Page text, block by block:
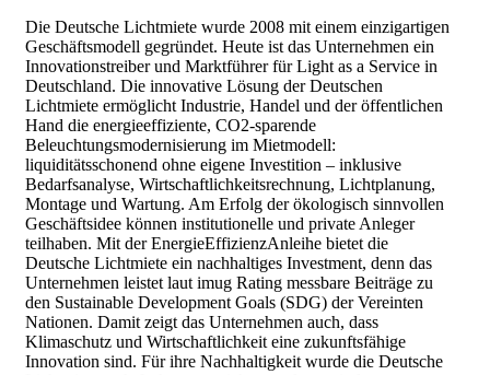
Die Deutsche Lichtmiete wurde 2008 mit einem einzigartigen
Geschäftsmodell gegründet. Heute ist das Unternehmen ein
Innovationstreiber und Marktführer für Light as a Service in
Deutschland. Die innovative Lösung der Deutschen
Lichtmiete ermöglicht Industrie, Handel und der öffentlichen
Hand die energieeffiziente, CO2-sparende
Beleuchtungsmodernisierung im Mietmodell:
liquiditätsschonend ohne eigene Investition – inklusive
Bedarfsanalyse, Wirtschaftlichkeitsrechnung, Lichtplanung,
Montage und Wartung. Am Erfolg der ökologisch sinnvollen
Geschäftsidee können institutionelle und private Anleger
teilhaben. Mit der EnergieEffizienzAnleihe bietet die
Deutsche Lichtmiete ein nachhaltiges Investment, denn das
Unternehmen leistet laut imug Rating messbare Beiträge zu
den Sustainable Development Goals (SDG) der Vereinten
Nationen. Damit zeigt das Unternehmen auch, dass
Klimaschutz und Wirtschaftlichkeit eine zukunftsfähige
Innovation sind. Für ihre Nachhaltigkeit wurde die Deutsche